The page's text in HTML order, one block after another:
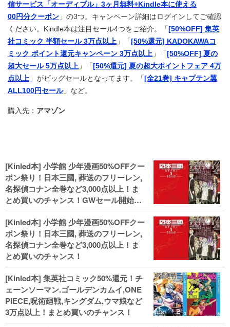
信サービス「オーディブル」3ヶ月無料+Kindle本に使える
00円分クーポン 」の3つ。キャンペーン詳細はログインしてご確認
ください。Kindle本は注目セール4つをご紹介。「 [50%OFF] 集英
社コミック 半額セール 3万点以上 」「 [50%還元] KADOKAWAコ
ミック ポイント還元キャンペーン 3万点以上 」「 [50%OFF] 夏の
超大セール 5万点以上 」「 [50%還元] 夏の超大ポイントフェア 4万
点以上 」がビッグセールとなってます。「 [全21巻] キャプテン翼
ALL100円セール」など。
購入先： アマゾン
[Kinled本] 小学館 少年漫画50%OFFクー
ポン祭り！日本三國, 葬送のフリーレン,
名探偵コナン全巻など3,000点以上！ま
とめ買いのチャンス！GWセール開始！
人気コミック多数 カドカワ祭やIT関連本
がセールに！
[Kinled本] 小学館 少年漫画50%OFFクー
ポン祭り！日本三國, 葬送のフリーレン,
名探偵コナン全巻など3,000点以上！ま
とめ買いのチャンス！
[Kinled本] 集英社コミック50%還元！チ
ェーンソーマン.ゴールデンカムイ,ONE
PIECE,呪術廻戦,キングダム,ウマ娘など
3万点以上！まとめ買いのチャンス！